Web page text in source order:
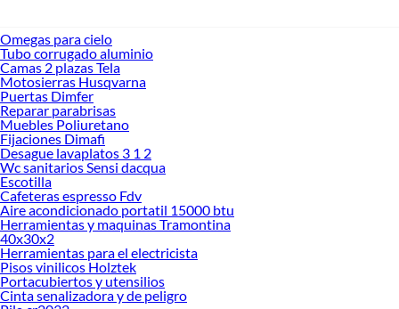
Omegas para cielo
Tubo corrugado aluminio
Camas 2 plazas Tela
Motosierras Husqvarna
Puertas Dimfer
Reparar parabrisas
Muebles Poliuretano
Fijaciones Dimafi
Desague lavaplatos 3 1 2
Wc sanitarios Sensi dacqua
Escotilla
Cafeteras espresso Fdv
Aire acondicionado portatil 15000 btu
Herramientas y maquinas Tramontina
40x30x2
Herramientas para el electricista
Pisos vinilicos Holztek
Portacubiertos y utensilios
Cinta senalizadora y de peligro